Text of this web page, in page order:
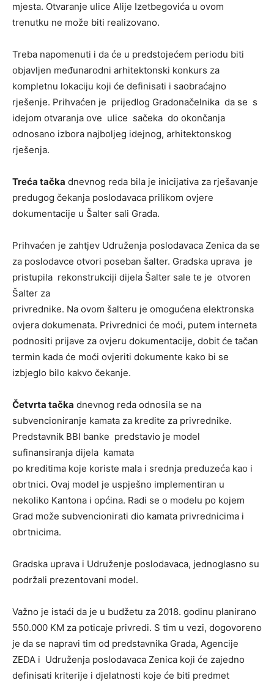
mjesta. Otvaranje ulice Alije Izetbegovića u ovom
trenutku ne može biti realizovano.
Treba napomenuti i da će u predstojećem periodu biti
objavljen međunarodni arhitektonski konkurs za
kompletnu lokaciju koji će definisati i saobraćajno
rješenje. Prihvaćen je prijedlog Gradonačelnika da se s
idejom otvaranja ove ulice sačeka do okončanja
odnosano izbora najboljeg idejnog, arhitektonskog
rješenja.
Treća tačka dnevnog reda bila je inicijativa za rješavanje
predugog čekanja poslodavaca prilikom ovjere
dokumentacije u Šalter sali Grada.
Prihvaćen je zahtjev Udruženja poslodavaca Zenica da se
za poslodavce otvori poseban šalter. Gradska uprava je
pristupila rekonstrukciji dijela Šalter sale te je otvoren
Šalter za
privrednike. Na ovom šalteru je omogućena elektronska
ovjera dokumenata. Privrednici će moći, putem interneta
podnositi prijave za ovjeru dokumentacije, dobit će tačan
termin kada će moći ovjeriti dokumente kako bi se
izbjeglo bilo kakvo čekanje.
Četvrta tačka dnevnog reda odnosila se na
subvencioniranje kamata za kredite za privrednike.
Predstavnik BBI banke predstavio je model
sufinansiranja dijela kamata
po kreditima koje koriste mala i srednja preduzeća kao i
obrtnici. Ovaj model je uspješno implementiran u
nekoliko Kantona i općina. Radi se o modelu po kojem
Grad može subvencionirati dio kamata privrednicima i
obrtnicima.
Gradska uprava i Udruženje poslodavaca, jednoglasno su
podržali prezentovani model.
Važno je istaći da je u budžetu za 2018. godinu planirano
550.000 KM za poticaje privredi. S tim u vezi, dogovoreno
je da se napravi tim od predstavnika Grada, Agencije
ZEDA i Udruženja poslodavaca Zenica koji će zajedno
definisati kriterije i djelatnosti koje će biti predmet